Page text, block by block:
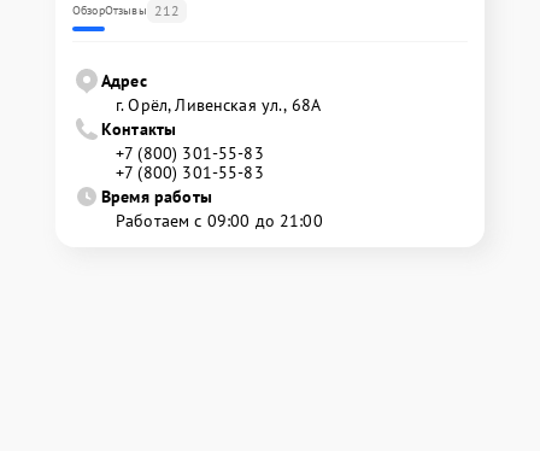
ОбзорОтзывы 212
Адрес
г. Орёл, Ливенская ул., 68А
Контакты
+7 (800) 301-55-83
+7 (800) 301-55-83
Время работы
Работаем с 09:00 до 21:00